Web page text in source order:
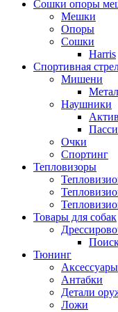
Сошки опоры
Мешки
Опоры
Сошки
Harris
Спортивная
Мишени
Наушники
Очки
Спортинг
Тепловизоры
Товары для собак
Тюнинг
Аксессуары
Антабки
Детали
Ложи